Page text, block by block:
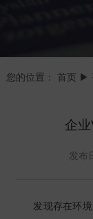
您的位置： 首页 ▶
企
发布
发现存在环